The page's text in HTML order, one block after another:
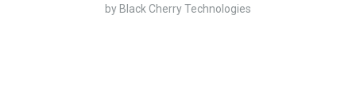
by Black Cherry Technologies